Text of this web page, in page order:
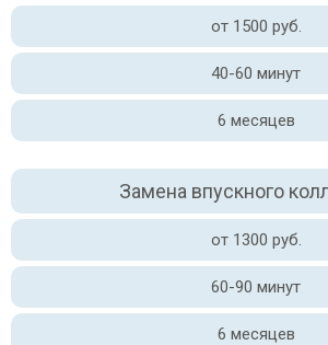
от 1500 руб.
40-60 минут
6 месяцев
Замена впускного
от 1300 руб.
60-90 минут
6 месяцев